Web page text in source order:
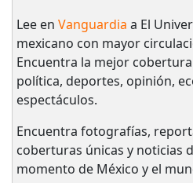
Lee en Vanguardia a El
mexicano con mayor
Encuentra la mejor
política, deportes, opinión,
espectáculos.
Encuentra fotografías,
coberturas únicas y noticias
momento de México y el